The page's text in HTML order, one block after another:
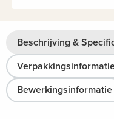
Beschrijving &
Bewerkingsinformatie